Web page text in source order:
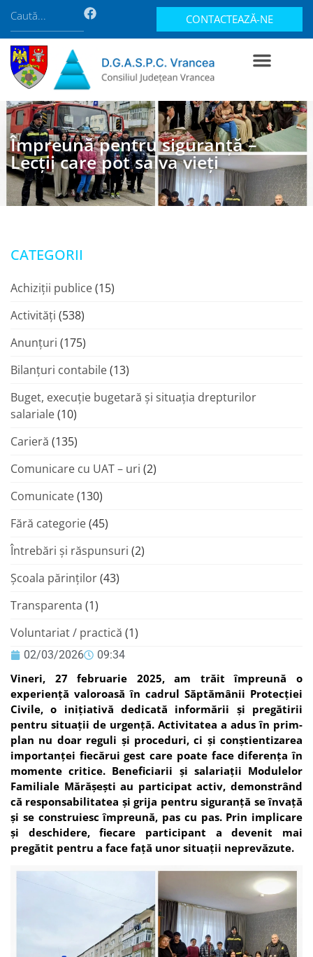
CONTACTEAZĂ-NE
Împreună pentru siguranță –
Lecții care pot salva vieți
02/03/2026 09:34
Vineri, 27 februarie 2025, am trăit împreună o
experiență valoroasă în cadrul Săptămânii Protecției
Civile, o inițiativă dedicată informării și pregătirii
pentru situații de urgență. Activitatea a adus în prim-
plan nu doar reguli și proceduri, ci și conștientizarea
importanței fiecărui gest care poate face diferența în
momente critice. Beneficiarii și salariații Modulelor
Familiale Mărășești au participat activ, demonstrând
că responsabilitatea și grija pentru siguranță se învață
și se construiesc împreună, pas cu pas. Prin implicare
și deschidere, fiecare participant a devenit mai
pregătit pentru a face față unor situații neprevăzute.
CATEGORII
Achiziții publice(15)
Activități (538)
Anunțuri (175)
Bilanțuri contabile(13)
Buget, execuție bugetară și situația drepturilor
salariale(10)
Carieră (135)
Comunicare cu UAT – uri (2)
Comunicate(130)
Fără categorie(45)
Întrebări și răspunsuri (2)
Şcoala părinţilor(43)
Transparenta (1)
Voluntariat / practică (1)